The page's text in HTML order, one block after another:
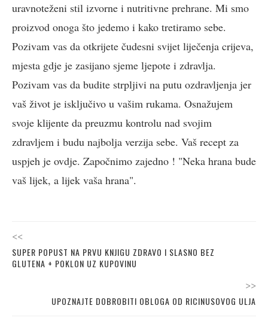
uravnoteženi stil izvorne i nutritivne prehrane. Mi smo
proizvod onoga što jedemo i kako tretiramo sebe.
Pozivam vas da otkrijete čudesni svijet liječenja crijeva,
mjesta gdje je zasijano sjeme ljepote i zdravlja.
Pozivam vas da budite strpljivi na putu ozdravljenja jer
vaš život je isključivo u vašim rukama. Osnažujem
svoje klijente da preuzmu kontrolu nad svojim
zdravljem i budu najbolja verzija sebe. Vaš recept za
uspjeh je ovdje. Započnimo zajedno ! "Neka hrana bude
vaš lijek, a lijek vaša hrana".
<<
SUPER POPUST NA PRVU KNJIGU ZDRAVO I SLASNO BEZ
GLUTENA + POKLON UZ KUPOVINU
>>
UPOZNAJTE DOBROBITI OBLOGA OD RICINUSOVOG ULJA